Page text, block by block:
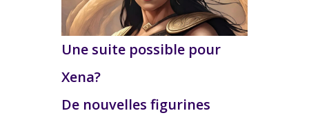
Une suite possible pour
Xena?
De nouvelles figurines